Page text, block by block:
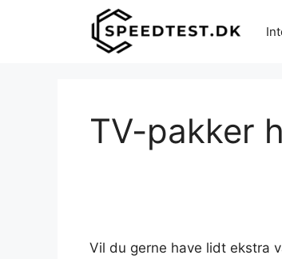
TV-pakker
Vil du gerne have lidt ekstra